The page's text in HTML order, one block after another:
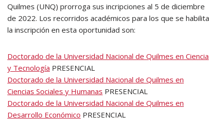
Quilmes (UNQ) prorroga sus incripciones al 5 de diciembre
de 2022. Los recorridos académicos para los que se habilita
la inscripción en esta oportunidad son:
Doctorado de la Universidad Nacional de Quilmes en Ciencia
y Tecnología PRESENCIAL
Doctorado de la Universidad Nacional de Quilmes en
Ciencias Sociales y Humanas PRESENCIAL
Doctorado de la Universidad Nacional de Quilmes en
Desarrollo Económico PRESENCIAL